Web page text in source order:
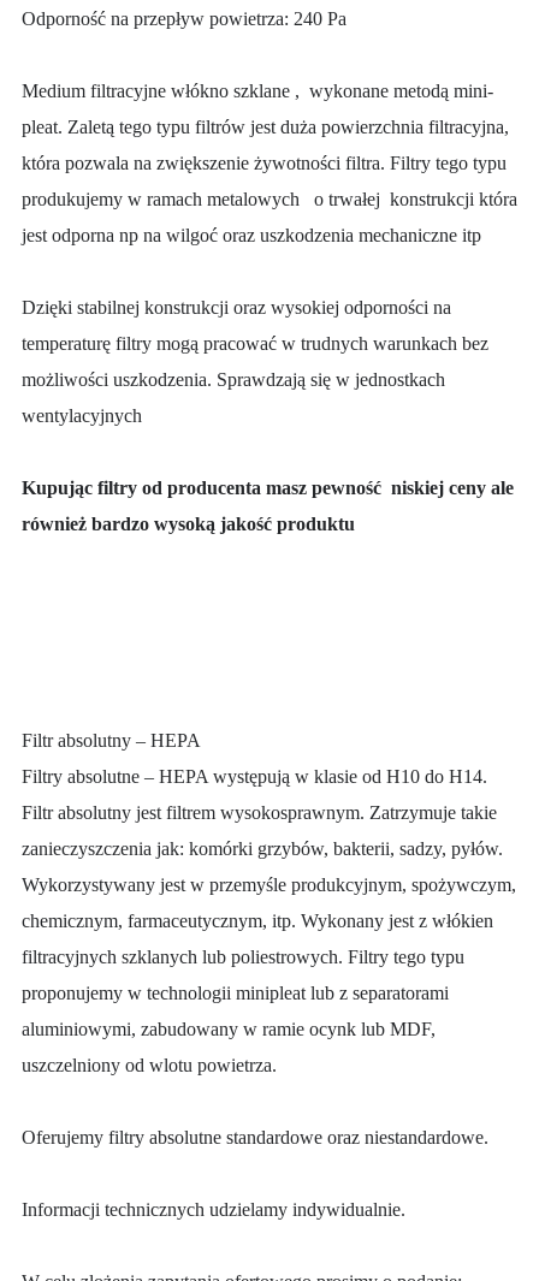
Odporność na przepływ powietrza: 240 Pa
Medium filtracyjne włókno szklane , wykonane metodą mini-
pleat. Zaletą tego typu filtrów jest duża powierzchnia filtracyjna,
która pozwala na zwiększenie żywotności filtra. Filtry tego typu
produkujemy w ramach metalowych o trwałej konstrukcji która
jest odporna np na wilgoć oraz uszkodzenia mechaniczne itp
Dzięki stabilnej konstrukcji oraz wysokiej odporności na
temperaturę filtry mogą pracować w trudnych warunkach bez
możliwości uszkodzenia. Sprawdzają się w jednostkach
wentylacyjnych
Kupując filtry od producenta masz pewność niskiej ceny ale
również bardzo wysoką jakość produktu
Filtr absolutny – HEPA
Filtry absolutne – HEPA występują w klasie od H10 do H14.
Filtr absolutny jest filtrem wysokosprawnym. Zatrzymuje takie
zanieczyszczenia jak: komórki grzybów, bakterii, sadzy, pyłów.
Wykorzystywany jest w przemyśle produkcyjnym, spożywczym,
chemicznym, farmaceutycznym, itp. Wykonany jest z włókien
filtracyjnych szklanych lub poliestrowych. Filtry tego typu
proponujemy w technologii minipleat lub z separatorami
aluminiowymi, zabudowany w ramie ocynk lub MDF,
uszczelniony od wlotu powietrza.
Oferujemy filtry absolutne standardowe oraz niestandardowe.
Informacji technicznych udzielamy indywidualnie.